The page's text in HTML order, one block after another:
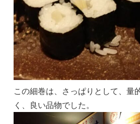
この細巻は、さっぱりとして、量
く、良い品物でした。